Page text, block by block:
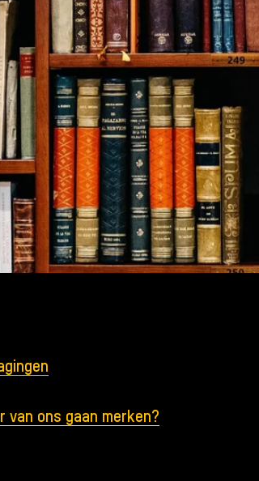
van ons gaan merken?